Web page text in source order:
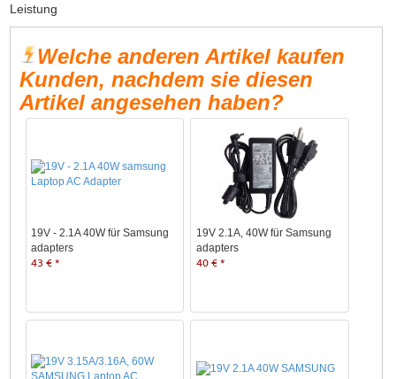
Leistung
Welche anderen Artikel kaufen
Kunden, nachdem sie diesen
Artikel angesehen haben?
19V - 2.1A 40W für Samsung
adapters
43 € *
19V 2.1A, 40W für Samsung
adapters
40 € *